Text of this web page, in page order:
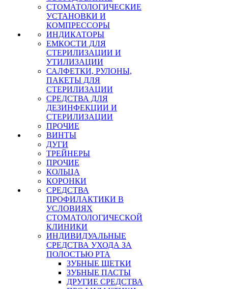
СТОМАТОЛОГИЧЕСКИЕ
УСТАНОВКИ И
КОМПРЕССОРЫ
ИНДИКАТОРЫ
ЕМКОСТИ ДЛЯ
СТЕРИЛИЗАЦИИ И
УТИЛИЗАЦИИ
САЛФЕТКИ, РУЛОНЫ,
ПАКЕТЫ ДЛЯ
СТЕРИЛИЗАЦИИ
СРЕДСТВА ДЛЯ
ДЕЗИНФЕКЦИИ И
СТЕРИЛИЗАЦИИ
ПРОЧИЕ
ВИНТЫ
ДУГИ
ТРЕЙНЕРЫ
ПРОЧИЕ
КОЛЬЦА
КОРОНКИ
СРЕДСТВА
ПРОФИЛАКТИКИ В
УСЛОВИЯХ
СТОМАТОЛОГИЧЕСКОЙ
КЛИНИКИ
ИНДИВИДУАЛЬНЫЕ
СРЕДСТВА УХОДА ЗА
ПОЛОСТЬЮ РТА
ЗУБНЫЕ ЩЕТКИ
ЗУБНЫЕ ПАСТЫ
ДРУГИЕ СРЕДСТВА